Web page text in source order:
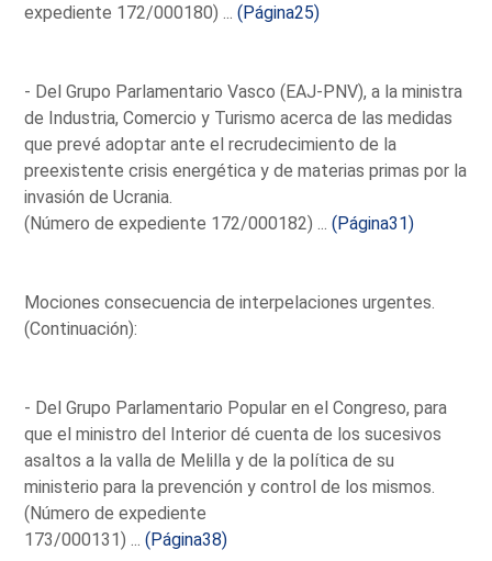
expediente 172/000180) ...(Página25)
- Del Grupo Parlamentario Vasco (EAJ-PNV), a la ministra
de Industria, Comercio y Turismo acerca de las medidas
que prevé adoptar ante el recrudecimiento de la
preexistente crisis energética y de materias primas por la
invasión de Ucrania.
(Número de expediente 172/000182) ...(Página31)
Mociones consecuencia de interpelaciones urgentes.
(Continuación):
- Del Grupo Parlamentario Popular en el Congreso, para
que el ministro del Interior dé cuenta de los sucesivos
asaltos a la valla de Melilla y de la política de su
ministerio para la prevención y control de los mismos.
(Número de expediente
173/000131) ...(Página38)